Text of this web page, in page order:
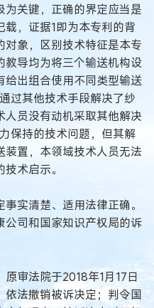
关键，正确的界定应当是
，证据1即为本专利的背
象，区别技术特征是本专
教导均为将三个输送机构设
给出组合使用不同类型输送
过其他技术手段解决了纱
员没有动机采取其他解决
保持的技术问题，但其解
置，本领域技术人员无法
术启示。
实清楚、适用法律正确。
公司和国家知识产权局的诉
审法院于2018年1月17日
法撤销被诉决定；判令国